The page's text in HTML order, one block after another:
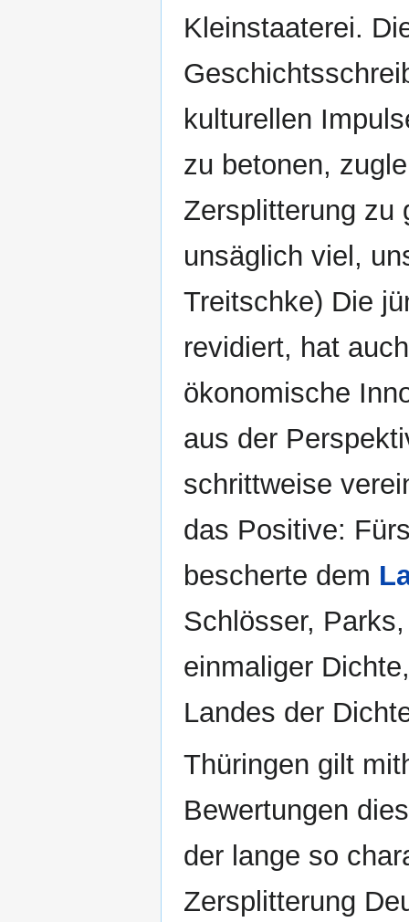
Kleinstaaterei.
kulturellen
zu betonen,
Zersplitterung zu
unsäglich viel,
Treitschke) Die
revidiert, hat
ökonomische
aus der
schrittweise
das Positive:
bescherte dem
Schlösser,
einmaliger
Landes der
Thüringen gilt
Bewertungen
der lange so
Zersplitterung